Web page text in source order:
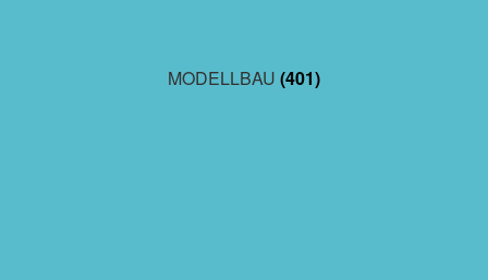
MODELLBAU (401)